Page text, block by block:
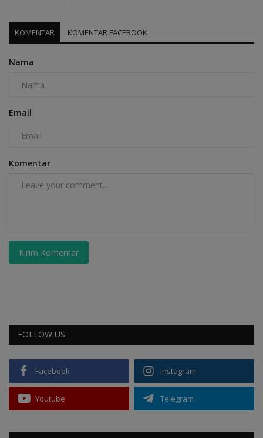
KOMENTAR KOMENTAR FACEBOOK
Nama
Email
Komentar
Kirim Komentar
FOLLOW US
Facebook Instagram
Youtube Telegram